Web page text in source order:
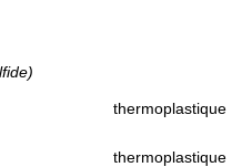
thermoplastique
thermoplastique